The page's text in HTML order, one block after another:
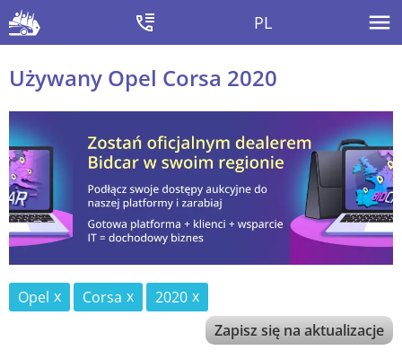
PL
Używany Opel Corsa 2020
Opel Corsa
2020
Zapisz się na aktualizacje